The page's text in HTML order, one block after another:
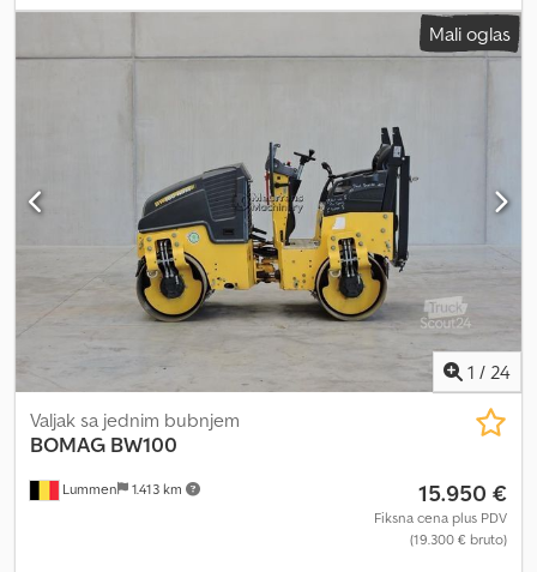
Hauserdorf, Bacherstr. 1 Dsdpjxth Iyofx Andjck
Mali oglas
1 / 24
Lummen 1.413 km
Valjak sa jednim bubnjem
BOMAG BW100
15.950 €
Fiksna cena plus PDV
(19.300 € bruto)